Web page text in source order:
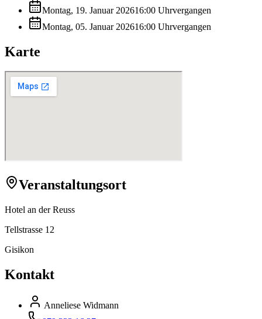
Montag, 19. Januar 202616:00 Uhrvergangen
Montag, 05. Januar 202616:00 Uhrvergangen
Karte
Veranstaltungsort
Hotel an der Reuss
Tellstrasse 12
Gisikon
Kontakt
Anneliese Widmann